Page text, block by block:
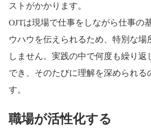
ストがかかります。
OJTは現場で仕事をしながら仕事の
ウハウを伝えられるため、特別な場
しません。実践の中で何度も繰り返
でき、そのたびに理解を深められる
す。
職場が活性化する